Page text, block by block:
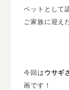
ペットとして
ご家族に迎え
今回はウサギ
画です！